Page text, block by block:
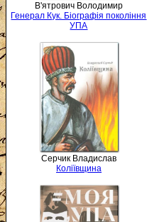
В'ятрович Володимир
Генерал Кук. Біографія покоління
УПА
Серчик Владислав
Коліївщина